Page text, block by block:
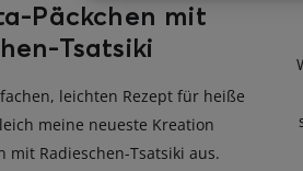
Päckchen mit
Tsatsiki
leichten Rezept für heiße
meine neueste Kreation
mit Radieschen-Tsatsiki aus.